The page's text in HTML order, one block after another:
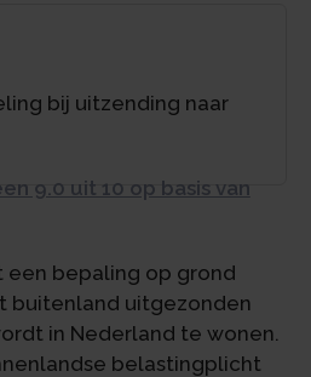
bij uitzending naar
9.0 uit 10 op basis van
een bepaling op grond
buitenland uitgezonden
in Nederland te wonen.
belastingplicht